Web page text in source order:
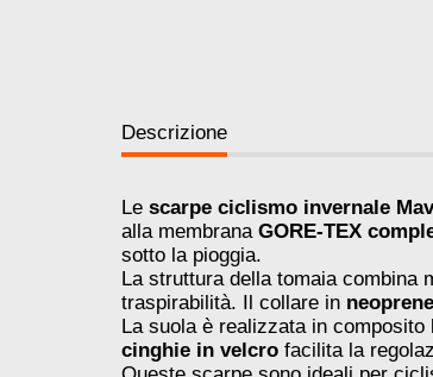
Descrizione
Le scarpe ciclismo invernale
alla membrana GORE-TEX
sotto la pioggia.
La struttura della tomaia combina
traspirabilità. Il collare in
La suola è realizzata in
cinghie in velcro facilita la